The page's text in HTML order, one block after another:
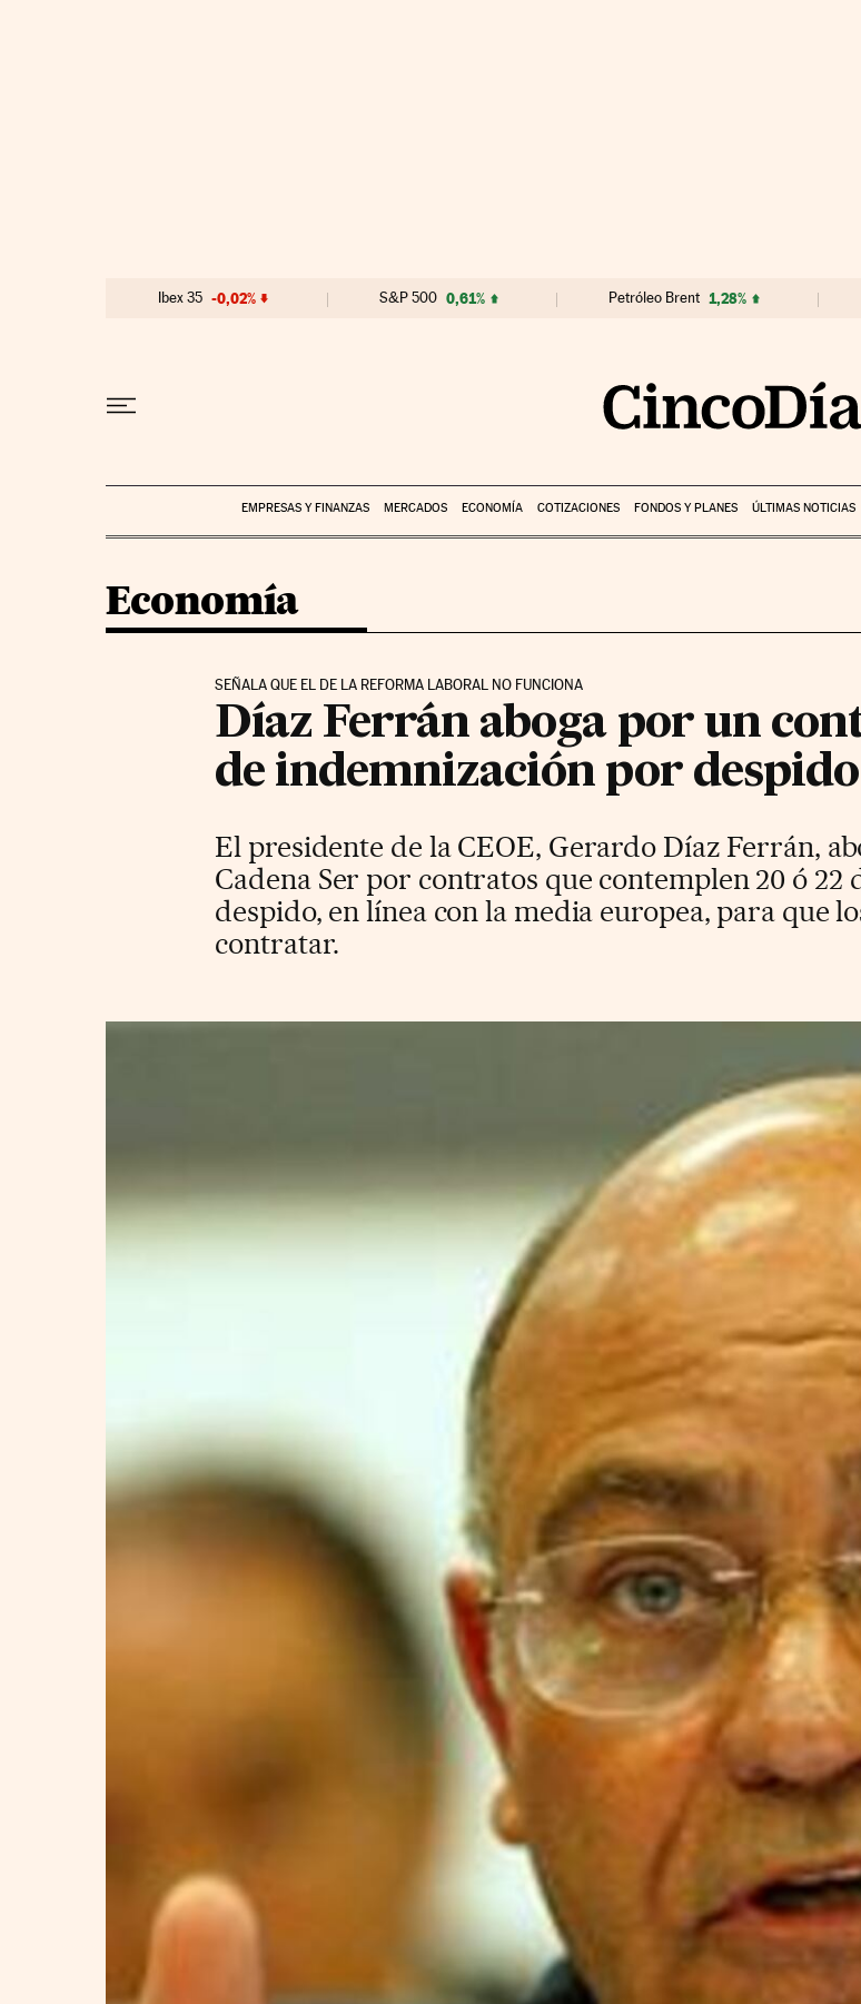
Ibex 35 -0,02% S&P 500 0,61% Petróleo Brent 1,28%
EMPRESAS Y FINANZAS MERCADOS ECONOMÍA COTIZACIONES FONDOS Y PLANES ÚLTIMAS NOTICIAS
Economía
SEÑALA QUE EL DE LA REFORMA LABORAL NO FUNCIONA
Díaz Ferrán aboga por un
de indemnización por despido
El presidente de la CEOE, Gerardo Díaz Ferrán,
Cadena Ser por contratos que contemplen 20 ó 22
despido, en línea con la media europea, para que
contratar.